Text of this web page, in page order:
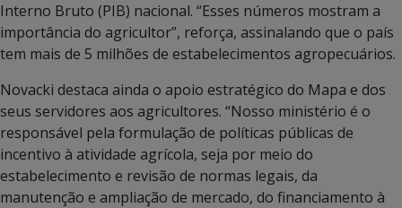
Interno Bruto (PIB) nacional. “Esses números mostram a
importância do agricultor”, reforça, assinalando que o país
tem mais de 5 milhões de estabelecimentos agropecuários.
Novacki destaca ainda o apoio estratégico do Mapa e dos
seus servidores aos agricultores. “Nosso ministério é o
responsável pela formulação de políticas públicas de
incentivo à atividade agrícola, seja por meio do
estabelecimento e revisão de normas legais, da
manutenção e ampliação de mercado, do financiamento à